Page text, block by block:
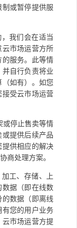
或暂停提供服
我们会在适当
市场运营方所
服务。此等情
自行负责将业
如有）。如您
受云市场运营
或停止售卖等情
提供后续产品
供相应的解决
商处理方案。
加工、存储、上
据（即在线数
数据（即离线
您的用户业务
市场运营方提